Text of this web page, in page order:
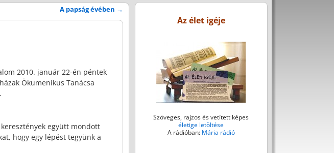
A papság évében →
2010. január 22-én péntek
Ökumenikus Tanácsa
együtt mondott
hogy egy lépést tegyünk a
Az élet igéje
Szöveges, rajzos és vetített képes
életige letöltése
A rádióban: Mária rádió